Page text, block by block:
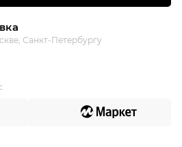
Санкт-Петербургу